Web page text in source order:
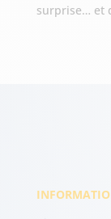
surprise… et